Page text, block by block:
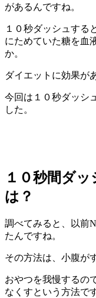
があるんですね。
１０秒ダッシュする
にためていた糖を血
か。
ダイエットに効果が
今回は１０秒ダッシ
した。
１０秒間ダ
は？
調べてみると、以前
たんですね。
その方法は、小腹が
おやつを我慢するの
なくすという方法で